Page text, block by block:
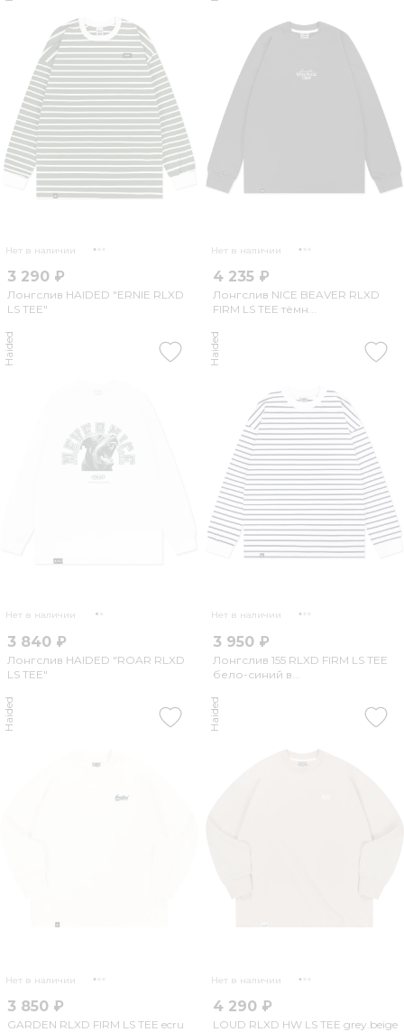
Нет в наличии
3 290 ₽
Лонгслив HAIDED "ERNIE RLXD
LS TEE"
Нет в наличии
4 235 ₽
Лонгслив NICE BEAVER RLXD
FIRM LS TEE тёмн...
Нет в наличии
Haided
3 840 ₽
Лонгслив HAIDED "ROAR RLXD
LS TEE"
Нет в наличии
Haided
3 950 ₽
Лонгслив 155 RLXD FIRM LS TEE
бело-синий в...
Нет в наличии
Haided
3 850 ₽
GARDEN RLXD FIRM LS TEE ecru
Нет в наличии
Haided
4 290 ₽
LOUD RLXD HW LS TEE grey.beige